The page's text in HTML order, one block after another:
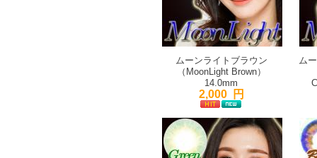
ムーンライトブラウン
（MoonLight Brown）
14.0mm
2,000 円
ム